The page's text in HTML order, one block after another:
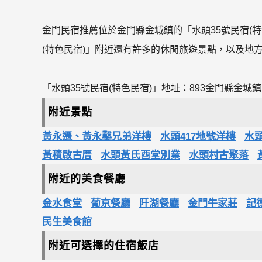
金門民宿推薦位於金門縣金城鎮的「水頭35號民宿(
(特色民宿)」附近還有許多的休閒旅遊景點，以及地
「水頭35號民宿(特色民宿)」地址：893金門縣金城
附近景點
黃永遷、黃永鑿兄弟洋樓 水頭417地號洋樓
水
黃積啟古厝
水頭黃氏酉堂別業 水頭村古聚落
附近的美食餐廳
金水食堂 葡京餐廳 阡湖餐廳 金門牛家莊
記
民生美食館
附近可選擇的住宿飯店